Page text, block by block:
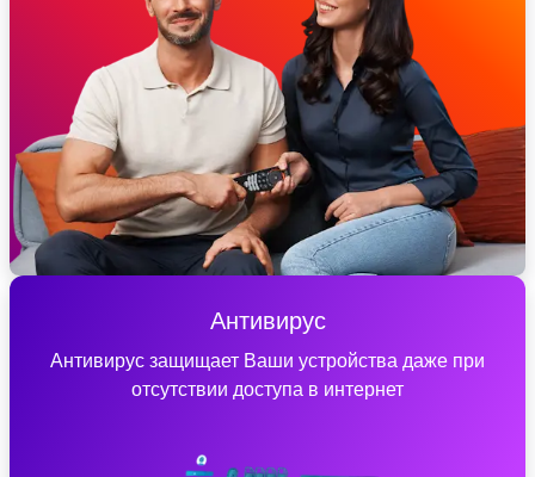
Антивирус
Антивирус защищает Ваши устройства даже при
отсутствии доступа в интернет